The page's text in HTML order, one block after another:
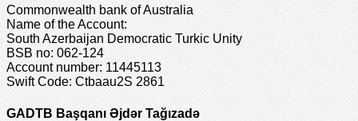
Commonwealth bank of Australia
Name of the Account:
South Azerbaijan Democratic Turkic Unity
BSB no: 062-124
Account number: 11445113
Swift Code: Ctbaau2S 2861
GADTB Başqanı Əjdər Tağızadə